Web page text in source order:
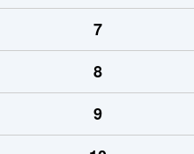
7
8
9